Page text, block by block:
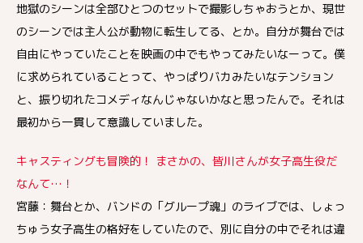
地獄のシーンは全部ひとつのセットで撮影しちゃおうとか、現世
のシーンでは主人公が動物に転生してる、とか。自分が舞台では
自由にやっていたことを映画の中でもやってみたいなーって。僕
に求められていることって、やっぱりバカみたいなテンション
と、振り切れたコメディなんじゃないかなと思ったんで。それは
最初から一貫して意識していました。
キャスティングも冒険的！ まさかの、皆川さんが女子高生役だ
なんて…！
宮藤：舞台とか、バンドの「グループ魂」のライブでは、しょっ
ちゅう女子高生の格好をしていたので、別に自分の中でそれは違